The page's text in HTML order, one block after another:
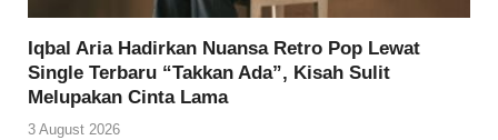
Iqbal Aria Hadirkan Nuansa Retro Pop Lewat
Single Terbaru “Takkan Ada”, Kisah Sulit
Melupakan Cinta Lama
3 August 2026